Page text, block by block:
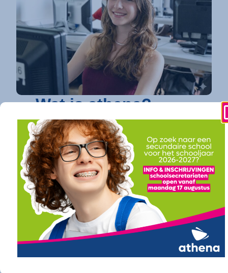
Wat is athena?
athena is dé toonaangevende secundaire
school in Kortrijkdie elke jongere een
toekomstgarantie biedt. Op vier
gespecialiseerde campussen bundelen we een
uitgebreid en toekomstgericht onderwijsaanbod.
Of je nu droomt van verder studeren in
hogeschool of universiteit (onze
doorstroomfinaliteit / ASO) of direct een
succesvolle carrière ambieert (onze
arbeidsfinaliteit / BSO ), bij athena vind je een
traject op maat. Ook voor diegenen die daarin hun
opties openhouden, bieden onze studierichtingen
(TSO) de perfecte balans.